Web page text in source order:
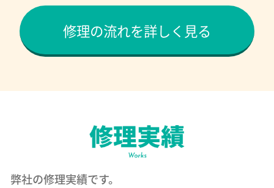
修理の流れを詳しく見る
弊社の修理実績です。